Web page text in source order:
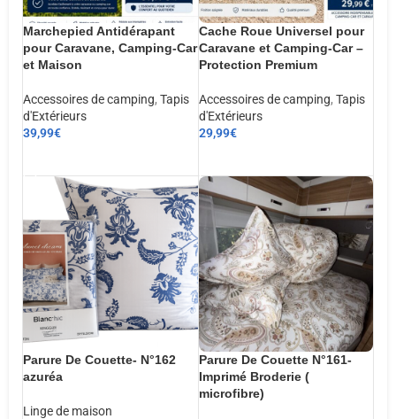
Marchepied Antidérapant
pour Caravane, Camping-Car
et Maison
Accessoires de camping, Tapis
d'Extérieurs
39,99€
Cache Roue Universel pour
Caravane et Camping-Car –
Protection Premium
Accessoires de camping, Tapis
d'Extérieurs
29,99€
Parure De Couette- N°162
azuréa
Linge de maison
Parure De Couette N°161-
Imprimé Broderie (
microfibre)